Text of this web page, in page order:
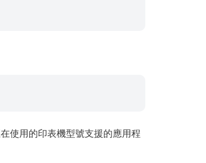
使用的印表機型號支援的應用程